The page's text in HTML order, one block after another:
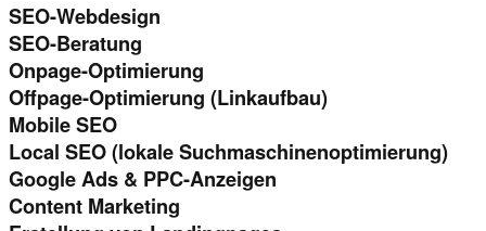
SEO-Webdesign
SEO-Beratung
Onpage-Optimierung
Offpage-Optimierung (Linkaufbau)
Mobile SEO
Local SEO (lokale Suchmaschinenoptimierung)
Google Ads & PPC-Anzeigen
Content Marketing